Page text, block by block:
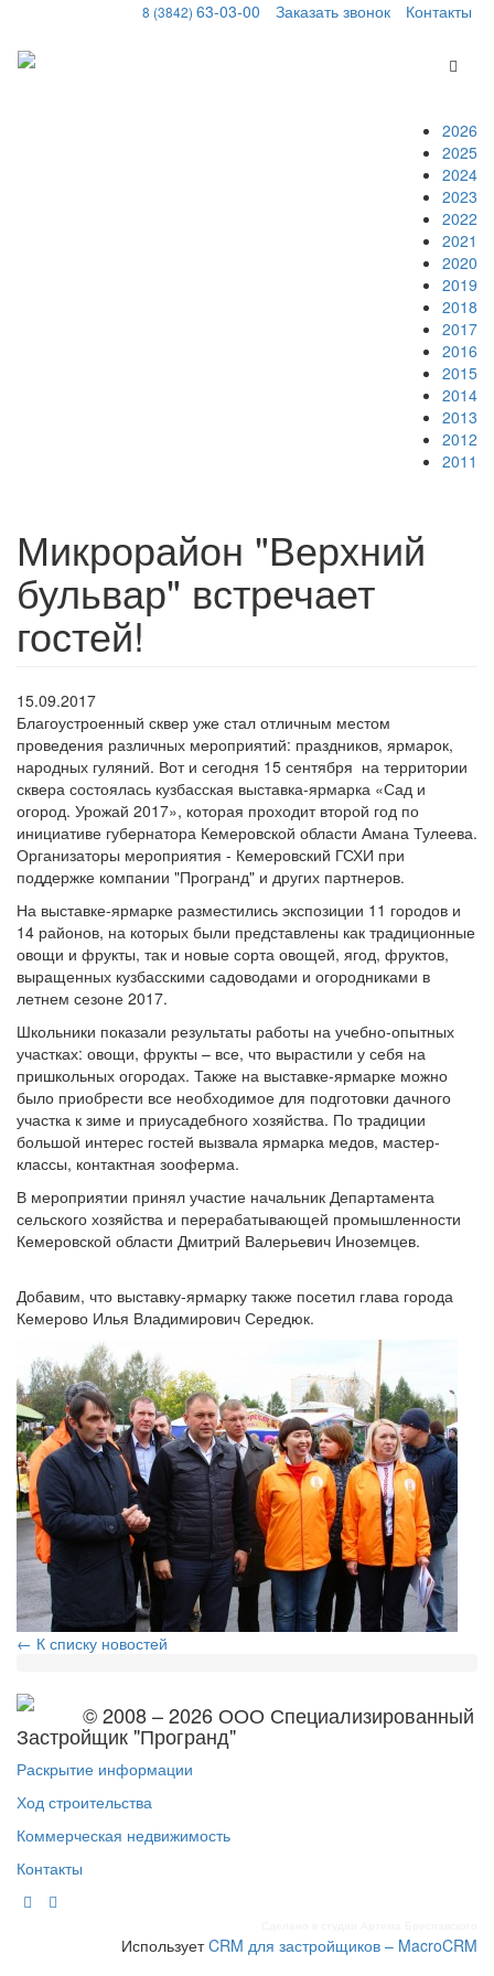
8 (3842) 63-03-00 Заказать звонок Контакты
Меню
2026
2025
2024
2023
2022
2021
2020
2019
2018
2017
2016
2015
2014
2013
2012
2011
Микрорайон "Верхний
бульвар" встречает
гостей!
15.09.2017
Благоустроенный сквер уже стал отличным местом
проведения различных мероприятий: праздников, ярмарок,
народных гуляний. Вот и сегодня 15 сентября на территории
сквера состоялась кузбасская выставка-ярмарка «Сад и
огород. Урожай 2017», которая проходит второй год по
инициативе губернатора Кемеровской области Амана Тулеева.
Организаторы мероприятия - Кемеровский ГСХИ при
поддержке компании "Програнд" и других партнеров.
На выставке-ярмарке разместились экспозиции 11 городов и
14 районов, на которых были представлены как традиционные
овощи и фрукты, так и новые сорта овощей, ягод, фруктов,
выращенных кузбасскими садоводами и огородниками в
летнем сезоне 2017.
Школьники показали результаты работы на учебно-опытных
участках: овощи, фрукты – все, что вырастили у себя на
пришкольных огородах. Также на выставке-ярмарке можно
было приобрести все необходимое для подготовки дачного
участка к зиме и приусадебного хозяйства. По традиции
большой интерес гостей вызвала ярмарка медов, мастер-
классы, контактная зооферма.
В мероприятии принял участие начальник Департамента
сельского хозяйства и перерабатывающей промышленности
Кемеровской области Дмитрий Валерьевич Иноземцев.
Добавим, что выставку-ярмарку также посетил глава города
Кемерово Илья Владимирович Середюк.
← К списку новостей
© 2008 – 2026 ООО Специализированный
Застройщик "Програнд"
Раскрытие информации
Ход строительства
Коммерческая недвижимость
Контакты
ИспользуетCRM для застройщиков – MacroCRM